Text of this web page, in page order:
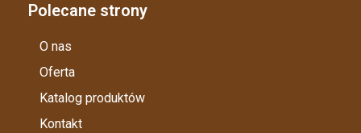
Polecane strony
O nas
Oferta
Katalog produktów
Kontakt